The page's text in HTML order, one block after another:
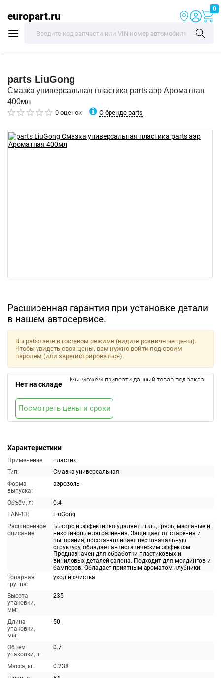
europart.ru
0
parts LiuGong
Смазка универсальная пластика parts аэр Ароматная
400мл
0 оценок О бренде parts
Расширенная гарантия при установке детали
в нашем автосервисе.
Характеристики
Применение:
пластик
Тип:
Смазка универсальная
Форма
выпуска:
аэрозоль
Объём, л:
0.4
EAN-13:
LiuGong
Расширенное
описание:
Быстро и эффективно удаляет пыль, грязь, масляные и
никотиновые загрязнения. Защищает от старения и
выгорания, восстанавливает первоначальную
структуру, обладает антистатическим эффектом.
Предназначен для обработки пластиковых и
виниловых деталей салона. Подходит для молдингов и
бамперов. Обладает приятным ароматом клубники.
Товарная
группа:
уход и очистка
Высота
упаковки,
мм:
235
Длина
упаковки,
мм:
50
Объем
упаковки, л:
0.7
Масса, кг:
0.238
Вы работаете в гостевом режиме (видите розничные цены).
Чтобы увидеть свои цены, вам нужно войти под своим
паролем (или зарегистрироваться).
Нет на складе
Мы можем привезти данный товар под заказ.
Посмотреть цены и сроки